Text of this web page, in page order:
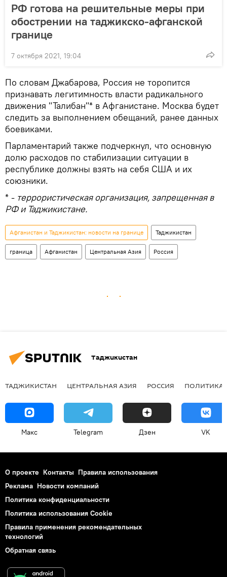
РФ готова на решительные меры при
обострении на таджикско-афганской
границе
7 октября 2021, 19:04
По словам Джабарова, Россия не торопится
признавать легитимность власти радикального
движения "Талибан"* в Афганистане. Москва будет
следить за выполнением обещаний, ранее данных
боевиками.
Парламентарий также подчеркнул, что основную
долю расходов по стабилизации ситуации в
республике должны взять на себя США и их
союзники.
* - террористическая организация, запрещенная в
РФ и Таджикистане.
Афганистан и Таджикистан: новости на границе Таджикистан
граница Афганистан Центральная Азия Россия
Таджикистан
ТАДЖИКИСТАН ЦЕНТРАЛЬНАЯ АЗИЯ РОССИЯ ПОЛИТИКА
Макс Telegram Дзен VK
О проекте Контакты Правила использования
Реклама Новости компаний
Политика конфиденциальности
Политика использования Cookie
Правила применения рекомендательных
технологий
Обратная связь